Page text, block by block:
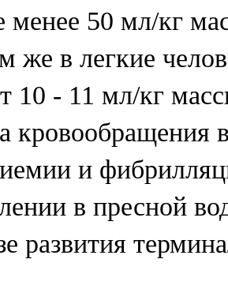
менее 50 мл/кг
же в легкие
10 - 11 мл/кг
кровообращения
и
в пресной
развития